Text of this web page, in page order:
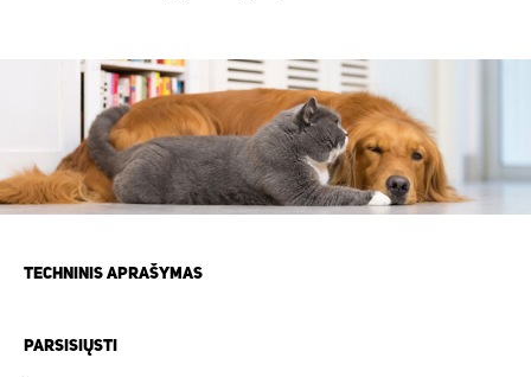
TECHNINIS APRAŠYMAS
PARSISIŲSTI